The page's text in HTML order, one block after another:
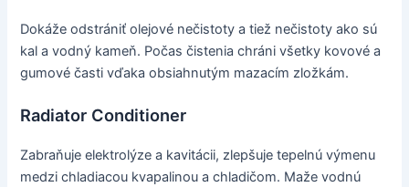
Dokáže odstrániť olejové nečistoty a tiež nečistoty ako sú
kal a vodný kameň. Počas čistenia chráni všetky kovové a
gumové časti vďaka obsiahnutým mazacím zložkám.
Radiator Conditioner
Zabraňuje elektrolýze a kavitácii, zlepšuje tepelnú výmenu
medzi chladiacou kvapalinou a chladičom. Maže vodnú